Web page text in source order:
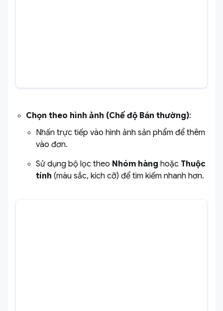
Chọn theo hình ảnh (Chế độ Bán thường):
Nhấn trực tiếp vào hình ảnh sản phẩm để thêm
vào đơn.
Sử dụng bộ lọc theo Nhóm hàng hoặc Thuộc
tính (màu sắc, kích cỡ) để tìm kiếm nhanh hơn.